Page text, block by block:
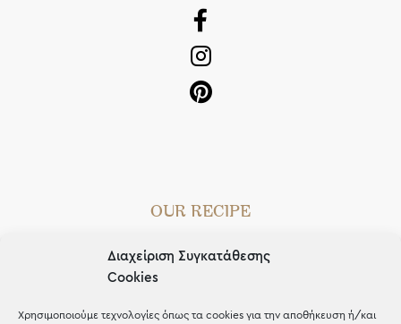
Διαχείριση Συγκατάθεσης
Cookies
Χρησιμοποιούμε τεχνολογίες όπως τα cookies για την αποθήκευση ή/και
OUR RECIPE
Gifts
Blog